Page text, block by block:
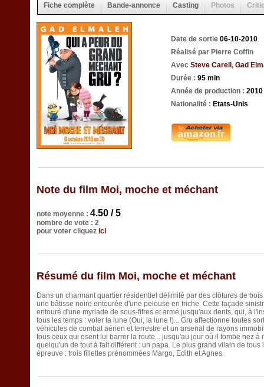
Fiche complète Bande-annonce Casting Photos
Date de sortie 06-10-2010
Réalisé par Pierre Coffin
Avec Steve Carell, Gad
Durée : 95 min
Année de production : 2010
Nationalité : Etats-Unis
Note du film Moi, moche et méchant
note moyenne : 4.50 / 5
nombre de vote : 2
pour voter cliquez ici
Résumé du film Moi, moche et méchant
Dans un charmant quartier résidentiel délimité par des clôtures de
une bâtisse noire entourée d'une pelouse en friche. Cette façade
entouré d'une myriade de sous-fifres et armé jusqu'aux dents, qui, à
tous les temps : voler la lune (Oui, la lune !)... Gru affectionne toutes
véhicules de combat aérien et terrestre et un arsenal de rayons
tous ceux qui osent lui barrer la route... jusqu'au jour où il tombe nez
quelqu'un de tout à fait différent : un papa. Le plus grand vilain de
épreuve : trois fillettes prénommées Margo, Edith et Agnes.